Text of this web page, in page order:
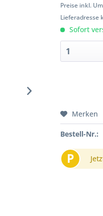
Preise inkl.
Lieferadresse
Sofort
Merken
Bestell-Nr.:
P